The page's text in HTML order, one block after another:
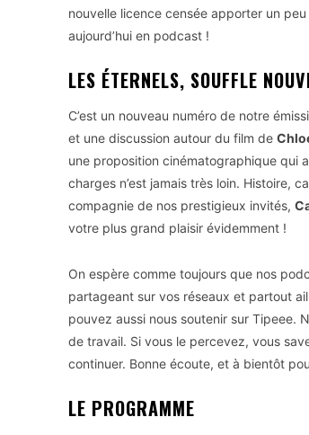
nouvelle licence censée apporter un peu
aujourd’hui en podcast !
LES ÉTERNELS, SOUFFLE
C’est un nouveau numéro de notre
et une discussion autour du film de
une proposition cinématographique qui
charges n’est jamais très loin. Histoire,
compagnie de nos prestigieux invités,
votre plus grand plaisir évidemment !
On espère comme toujours que nos
partageant sur vos réseaux et partout
pouvez aussi nous soutenir sur Tipeee.
de travail. Si vous le percevez, vous
continuer. Bonne écoute, et à bientôt
LE PROGRAMME